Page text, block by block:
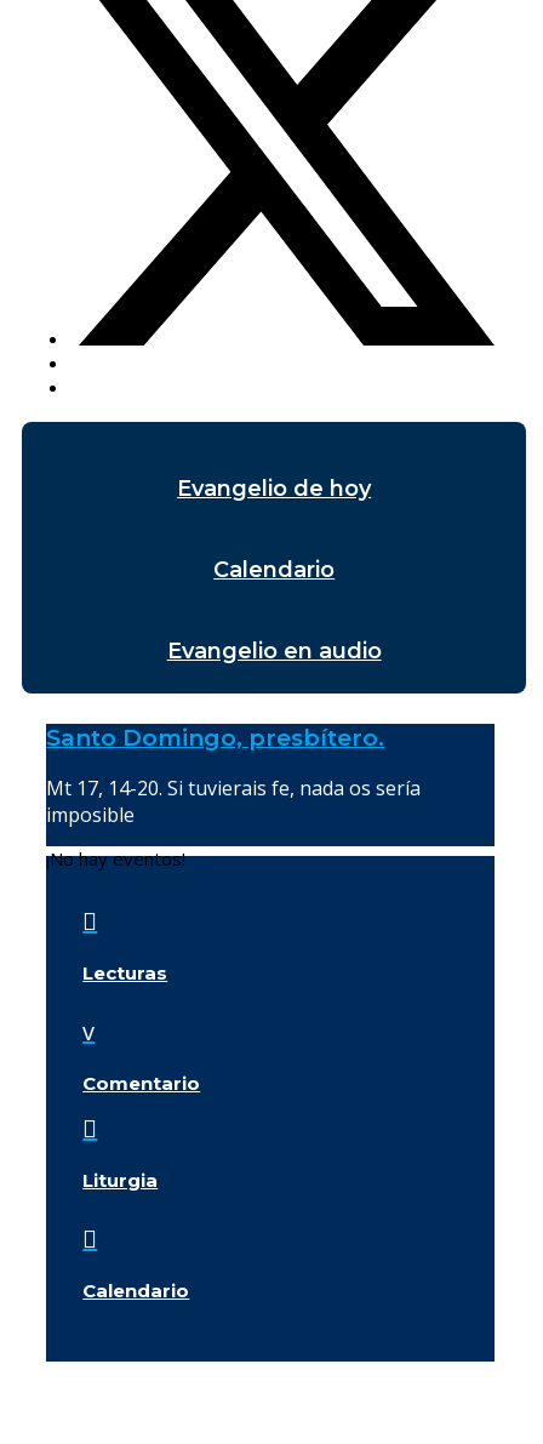
Evangelio de hoy
Calendario
Evangelio en audio
Santo Domingo, presbítero.
Mt 17, 14-20. Si tuvierais fe, nada os sería
imposible
¡No hay eventos!

Lecturas
v
Comentario

Liturgia

Calendario